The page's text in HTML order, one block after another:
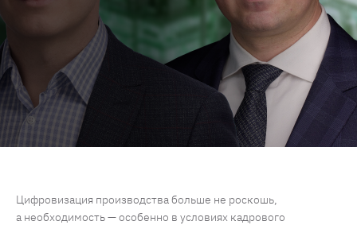
Цифровизация производства больше не роскошь,
а необходимость — особенно в условиях кадрового